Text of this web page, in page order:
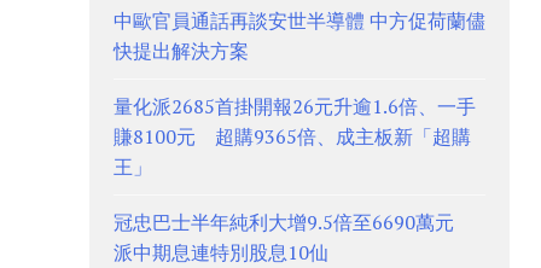
中歐官員通話再談安世半導體 中方促荷蘭儘
快提出解決方案
量化派2685首掛開報26元升逾1.6倍、一手
賺8100元 超購9365倍、成主板新「超購
王」
冠忠巴士半年純利大增9.5倍至6690萬元
派中期息連特別股息10仙